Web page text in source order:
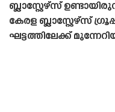
ബ്ലാസ്റ്റേഴ്‌സ്
കേരള ബ്ലാസ്റ്റേഴ്‌സ്
ഘട്ടത്തിലേക്ക്